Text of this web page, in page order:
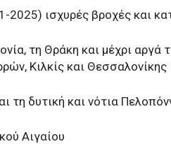
ισχυρές βροχές και
τη Θράκη και μέχρι αργά
Κιλκίς και Θεσσαλονίκης
τη δυτική και νότια
Αιγαίου